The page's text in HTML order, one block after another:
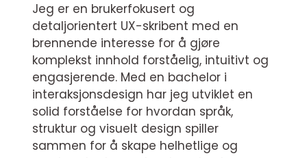
Jeg er en brukerfokusert og
detaljorientert UX-skribent med en
brennende interesse for å gjøre
komplekst innhold forståelig, intuitivt og
engasjerende. Med en bachelor i
interaksjonsdesign har jeg utviklet en
solid forståelse for hvordan språk,
struktur og visuelt design spiller
sammen for å skape helhetlige og